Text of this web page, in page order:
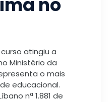
atingiu a
Ministério da
o mais
educacional.
nª 1.881 de